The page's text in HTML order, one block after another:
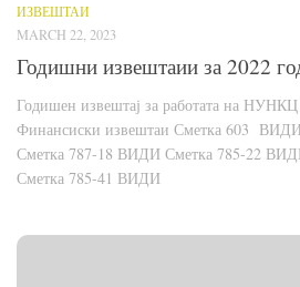
ИЗВЕШТАИ
MARCH 22, 2023
Годишни извештаии за 2022
Годишен извештај за работата на
Финансиски извештаи Сметка 603
Сметка 787-18 ВИДИ Сметка 785-22
Сметка 785-41 ВИДИ